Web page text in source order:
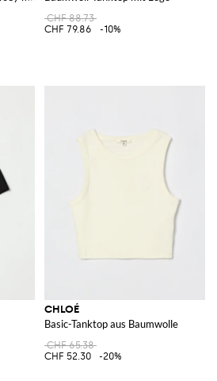
CHF 88.73
CHF 79.86
-10%
CHLOÉ
Basic-Tanktop aus Baumwolle
CHF 65.38
CHF 52.30
-20%